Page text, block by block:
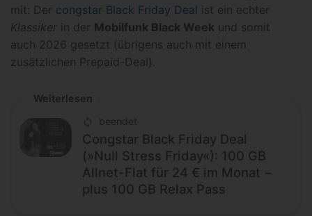
mit: Der congstar Black Friday Deal ist ein echter
Klassiker
in der Mobilfunk Black Week und somit
auch 2026 gesetzt (übrigens auch mit einem
zusätzlichen Prepaid-Deal).
Weiterlesen
beendet
Congstar Black Friday Deal
(»Null Stress Friday«): 100 GB
Allnet-Flat für 24 € im Monat −
plus 100 GB Relax Pass